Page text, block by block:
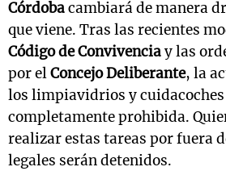
Córdobacambiará de manera
que viene. Tras las recientes
Código de Convivenciay las
por elConcejo Deliberante, la
los limpiavidrios y
completamente prohibida.
realizar estas tareas por fuera
legales serán detenidos.